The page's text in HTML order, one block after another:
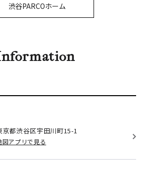
渋谷PARCOホーム
京都渋谷区宇田川町15-1
図アプリで見る